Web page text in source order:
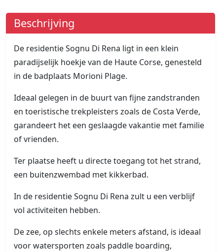
Beschrijving
De residentie Sognu Di Rena ligt in een klein
paradijselijk hoekje van de Haute Corse, genesteld
in de badplaats Morioni Plage.
Ideaal gelegen in de buurt van fijne zandstranden
en toeristische trekpleisters zoals de Costa Verde,
garandeert het een geslaagde vakantie met familie
of vrienden.
Ter plaatse heeft u directe toegang tot het strand,
een buitenzwembad met kikkerbad.
In de residentie Sognu Di Rena zult u een verblijf
vol activiteiten hebben.
De zee, op slechts enkele meters afstand, is ideaal
voor watersporten zoals paddle boarding,